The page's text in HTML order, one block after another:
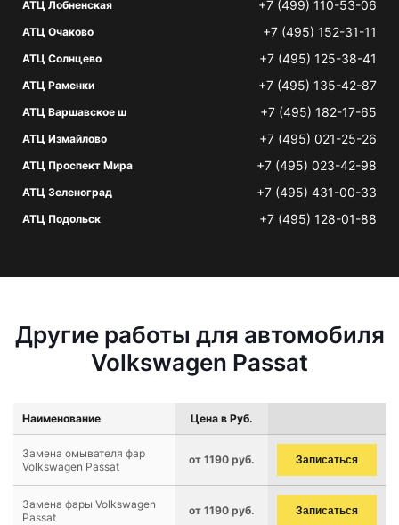
АТЦ Лобненская +7 (499) 110-53-06
АТЦ Очаково +7 (495) 152-31-11
АТЦ Солнцево +7 (495) 125-38-41
АТЦ Раменки +7 (495) 135-42-87
АТЦ Варшавское ш +7 (495) 182-17-65
АТЦ Измайлово +7 (495) 021-25-26
АТЦ Проспект Мира +7 (495) 023-42-98
АТЦ Зеленоград +7 (495) 431-00-33
АТЦ Подольск +7 (495) 128-01-88
Другие работы для автомобиля
Volkswagen Passat
Наименование Цена в Руб.
Замена омывателя фар
Volkswagen Passat
от 1190 руб. Записаться
Замена фары Volkswagen
Passat
от 1190 руб. Записаться